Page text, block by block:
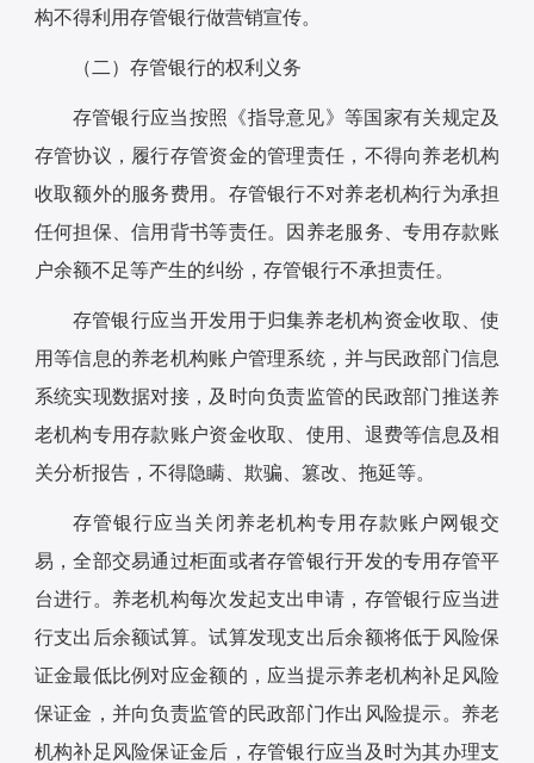
构不得利用存管银行做营销宣传。
（二）存管银行的权利义务
存管银行应当按照《指导意见》等国家有关规定及
存管协议，履行存管资金的管理责任，不得向养老机构
收取额外的服务费用。存管银行不对养老机构行为承担
任何担保、信用背书等责任。因养老服务、专用存款账
户余额不足等产生的纠纷，存管银行不承担责任。
存管银行应当开发用于归集养老机构资金收取、使
用等信息的养老机构账户管理系统，并与民政部门信息
系统实现数据对接，及时向负责监管的民政部门推送养
老机构专用存款账户资金收取、使用、退费等信息及相
关分析报告，不得隐瞒、欺骗、篡改、拖延等。
存管银行应当关闭养老机构专用存款账户网银交
易，全部交易通过柜面或者存管银行开发的专用存管平
台进行。养老机构每次发起支出申请，存管银行应当进
行支出后余额试算。试算发现支出后余额将低于风险保
证金最低比例对应金额的，应当提示养老机构补足风险
保证金，并向负责监管的民政部门作出风险提示。养老
机构补足风险保证金后，存管银行应当及时为其办理支